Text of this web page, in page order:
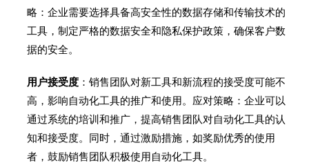
略：企业需要选择具备高安全性的数据存储和传输技术的
工具，制定严格的数据安全和隐私保护政策，确保客户数
据的安全。
用户接受度 ：销售团队对新工具和新流程的接受度可能不
高，影响自动化工具的推广和使用。应对策略：企业可以
通过系统的培训和推广，提高销售团队对自动化工具的认
知和接受度。同时，通过激励措施，如奖励优秀的使用
者，鼓励销售团队积极使用自动化工具。